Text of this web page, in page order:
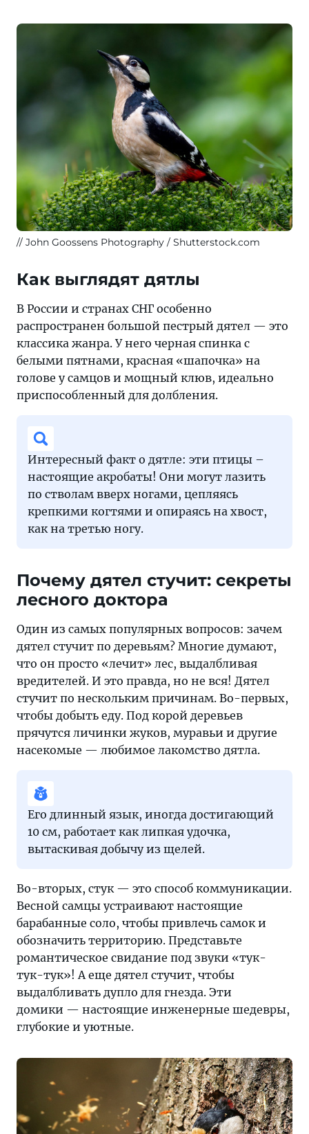
John Goossens Photography / Shutterstock.com
Как выглядят дятлы
В России и странах СНГ особенно
распространен большой пестрый дятел — это
классика жанра. У него черная спинка с
белыми пятнами, красная «шапочка» на
голове у самцов и мощный клюв, идеально
приспособленный для долбления.
Интересный факт о дятле: эти птицы –
настоящие акробаты! Они могут лазить
по стволам вверх ногами, цепляясь
крепкими когтями и опираясь на хвост,
как на третью ногу.
Почему дятел стучит: секреты
лесного доктора
Один из самых популярных вопросов: зачем
дятел стучит по деревьям? Многие думают,
что он просто «лечит» лес, выдалбливая
вредителей. И это правда, но не вся! Дятел
стучит по нескольким причинам. Во-первых,
чтобы добыть еду. Под корой деревьев
прячутся личинки жуков, муравьи и другие
насекомые — любимое лакомство дятла.
Его длинный язык, иногда достигающий
10 см, работает как липкая удочка,
вытаскивая добычу из щелей.
Во-вторых, стук — это способ коммуникации.
Весной самцы устраивают настоящие
барабанные соло, чтобы привлечь самок и
обозначить территорию. Представьте
романтическое свидание под звуки «тук-
тук-тук»! А еще дятел стучит, чтобы
выдалбливать дупло для гнезда. Эти
домики — настоящие инженерные шедевры,
глубокие и уютные.